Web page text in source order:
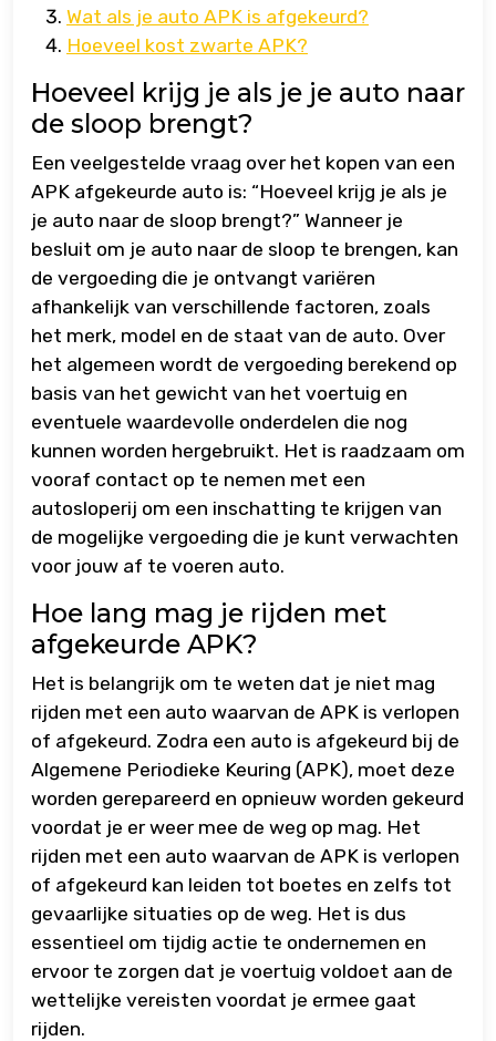
Wat als je auto APK is afgekeurd?
Hoeveel kost zwarte APK?
Hoeveel krijg je als je je auto naar
de sloop brengt?
Een veelgestelde vraag over het kopen van een
APK afgekeurde auto is: “Hoeveel krijg je als je
je auto naar de sloop brengt?” Wanneer je
besluit om je auto naar de sloop te brengen, kan
de vergoeding die je ontvangt variëren
afhankelijk van verschillende factoren, zoals
het merk, model en de staat van de auto. Over
het algemeen wordt de vergoeding berekend op
basis van het gewicht van het voertuig en
eventuele waardevolle onderdelen die nog
kunnen worden hergebruikt. Het is raadzaam om
vooraf contact op te nemen met een
autosloperij om een inschatting te krijgen van
de mogelijke vergoeding die je kunt verwachten
voor jouw af te voeren auto.
Hoe lang mag je rijden met
afgekeurde APK?
Het is belangrijk om te weten dat je niet mag
rijden met een auto waarvan de APK is verlopen
of afgekeurd. Zodra een auto is afgekeurd bij de
Algemene Periodieke Keuring (APK), moet deze
worden gerepareerd en opnieuw worden gekeurd
voordat je er weer mee de weg op mag. Het
rijden met een auto waarvan de APK is verlopen
of afgekeurd kan leiden tot boetes en zelfs tot
gevaarlijke situaties op de weg. Het is dus
essentieel om tijdig actie te ondernemen en
ervoor te zorgen dat je voertuig voldoet aan de
wettelijke vereisten voordat je ermee gaat
rijden.